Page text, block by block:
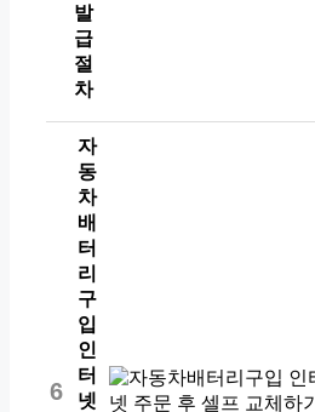
발
급
절
차
6
자
동
차
배
터
리
구
입
인
터
넷